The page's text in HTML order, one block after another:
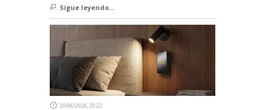
Sigue leyendo...
20/06/2026, 20:22